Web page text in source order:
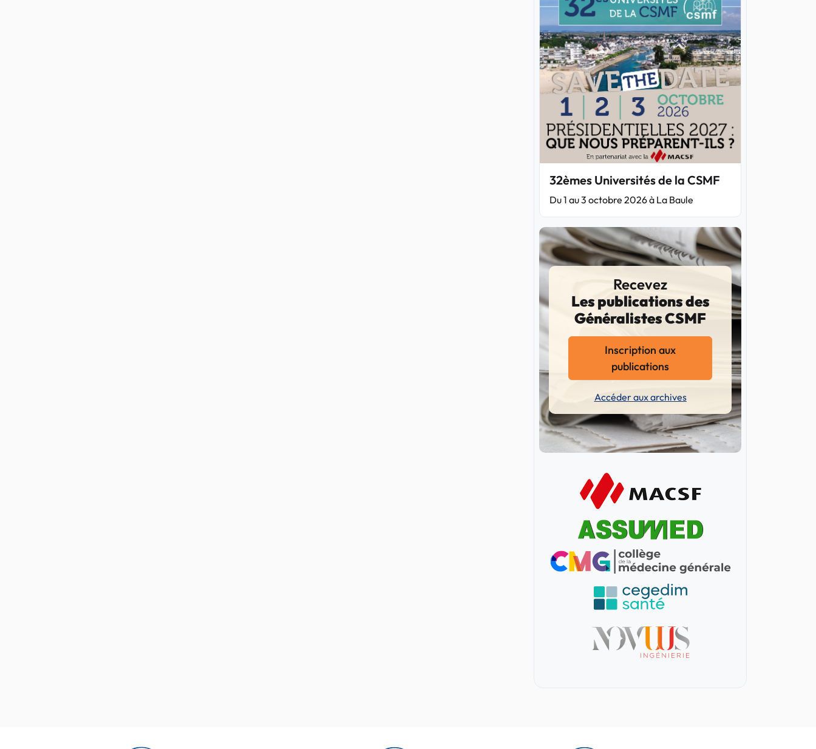
32èmes Universités de la CSMF
Du 1 au 3 octobre 2026 à La Baule
Recevez
Les publications des
Généralistes CSMF
Inscription aux
publications
Accéder aux archives